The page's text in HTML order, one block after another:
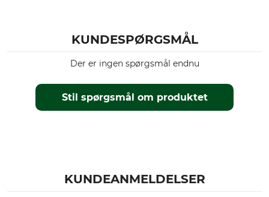
KUNDESPØRGSMÅL
Stil spørgsmål om produktet
Der er ingen spørgsmål endnu
KUNDEANMELDELSER